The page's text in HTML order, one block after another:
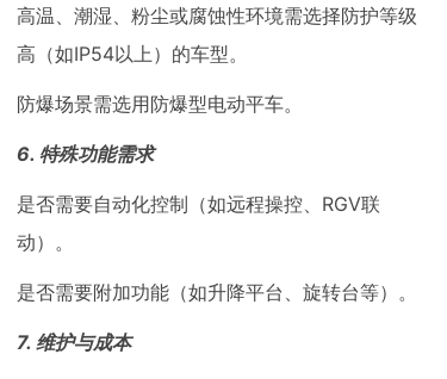
高温、潮湿、粉尘或腐蚀性环境需选择防护等级
高（如IP54以上）的车型。
防爆场景需选用防爆型电动平车。
6. ‌特殊功能需求‌
是否需要自动化控制（如远程操控、RGV联
动）。
是否需要附加功能（如升降平台、旋转台等）。
7. ‌维护与成本‌